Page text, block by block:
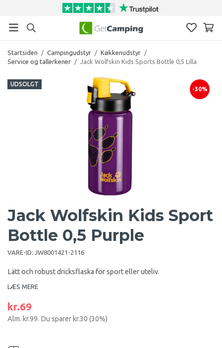
Startsiden / Campingudstyr / Køkkenudstyr /
Service og tallerkener / Jack Wolfskin Kids Sports Bottle 0,5 Lilla
UDSOLGT
-30%
Jack Wolfskin Kids Sport
Bottle 0,5 Purple
VARE-ID: JW8001421-2116
Lätt och robust dricksflaska för sport eller uteliv.
LÆS MERE
kr.69
Alm. kr.99. Du sparer kr.30 (30%)